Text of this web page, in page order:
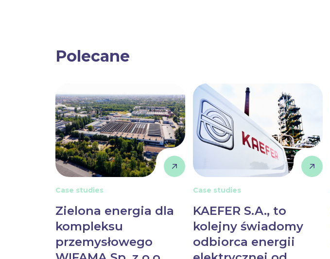
Polecane
Case studies
Zielona energia dla
kompleksu
przemysłowego
Case studies
KAEFER S.A., to
kolejny świadomy
odbiorca energii